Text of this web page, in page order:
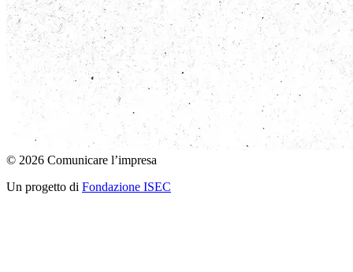
© 2026 Comunicare l’impresa
Un progetto di Fondazione ISEC